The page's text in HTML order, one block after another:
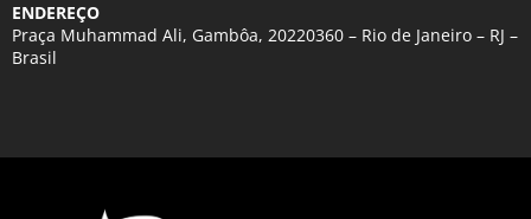
ENDEREÇO
Praça Muhammad Ali, Gambôa, 20220360 – Rio de Janeiro – RJ –
Brasil